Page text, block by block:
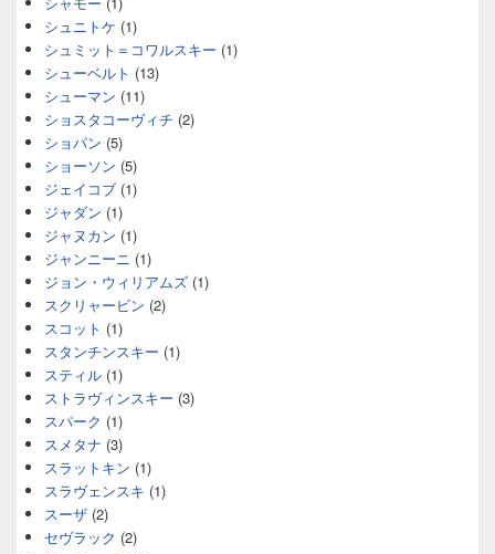
シュニトケ (1)
シュミット＝コワルスキー (1)
シューベルト (13)
シューマン (11)
ショスタコーヴィチ (2)
ショパン (5)
ショーソン (5)
ジェイコブ (1)
ジャダン (1)
ジャヌカン (1)
ジャンニーニ (1)
ジョン・ウィリアムズ (1)
スクリャービン (2)
スコット (1)
スタンチンスキー (1)
スティル (1)
ストラヴィンスキー (3)
スパーク (1)
スメタナ (3)
スラットキン (1)
スラヴェンスキ (1)
スーザ (2)
セヴラック (2)